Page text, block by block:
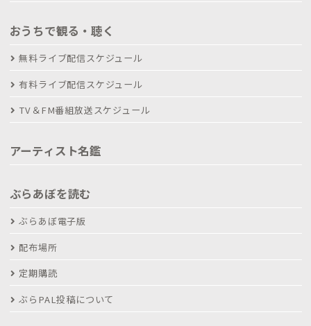
おうちで観る・聴く
無料ライブ配信スケジュール
有料ライブ配信スケジュール
TV＆FM番組放送スケジュール
アーティスト名鑑
ぶらあぼを読む
ぶらあぼ電子版
配布場所
定期購読
ぶらPAL投稿について